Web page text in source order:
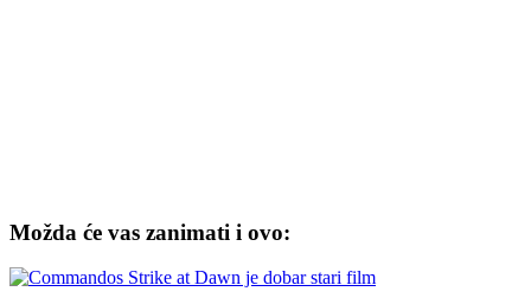
Možda će vas zanimati i ovo: